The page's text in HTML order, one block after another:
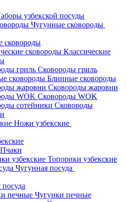
узбекской посуды
Чугунные сковороды
сковороды
Классические
Сковороды гриль
Блинные сковороды
Сковороды жаровни
Сковороды WOK
Сковороды
Ножи узбекские
Пчаки
Топорики узбекские
Чугунная посуда
Чугунки печные